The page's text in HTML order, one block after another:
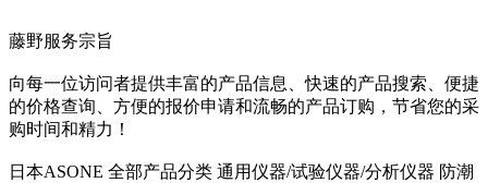
藤野服务宗旨
向每一位访问者提供丰富的产品信息、快速的产品搜索、便捷
的价格查询、方便的报价申请和流畅的产品订购，节省您的采
购时间和精力！
日本ASONE 全部产品分类 通用仪器/试验仪器/分析仪器 防潮